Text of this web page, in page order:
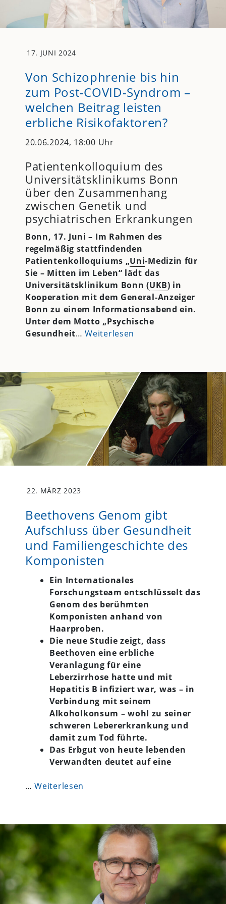
17. JUNI 2024
Von Schizophrenie bis hin
zum Post-COVID-Syndrom –
welchen Beitrag leisten
erbliche Risikofaktoren?
20.06.2024, 18:00 Uhr
Patientenkolloquium des
Universitätsklinikums Bonn
über den Zusammenhang
zwischen Genetik und
psychiatrischen Erkrankungen
Bonn, 17. Juni – Im Rahmen des
regelmäßig stattfindenden
Patientenkolloquiums „Uni-Medizin für
Sie – Mitten im Leben“ lädt das
Universitätsklinikum Bonn (UKB) in
Kooperation mit dem General-Anzeiger
Bonn zu einem Informationsabend ein.
Unter dem Motto „Psychische
Gesundheit…Weiterlesen
22. MÄRZ 2023
Beethovens Genom gibt
Aufschluss über Gesundheit
und Familiengeschichte des
Komponisten
Ein Internationales
Forschungsteam entschlüsselt das
Genom des berühmten
Komponisten anhand von
Haarproben.
Die neue Studie zeigt, dass
Beethoven eine erbliche
Veranlagung für eine
Leberzirrhose hatte und mit
Hepatitis B infiziert war, was – in
Verbindung mit seinem
Alkoholkonsum – wohl zu seiner
schweren Lebererkrankung und
damit zum Tod führte.
Das Erbgut von heute lebenden
Verwandten deutet auf eine
…Weiterlesen